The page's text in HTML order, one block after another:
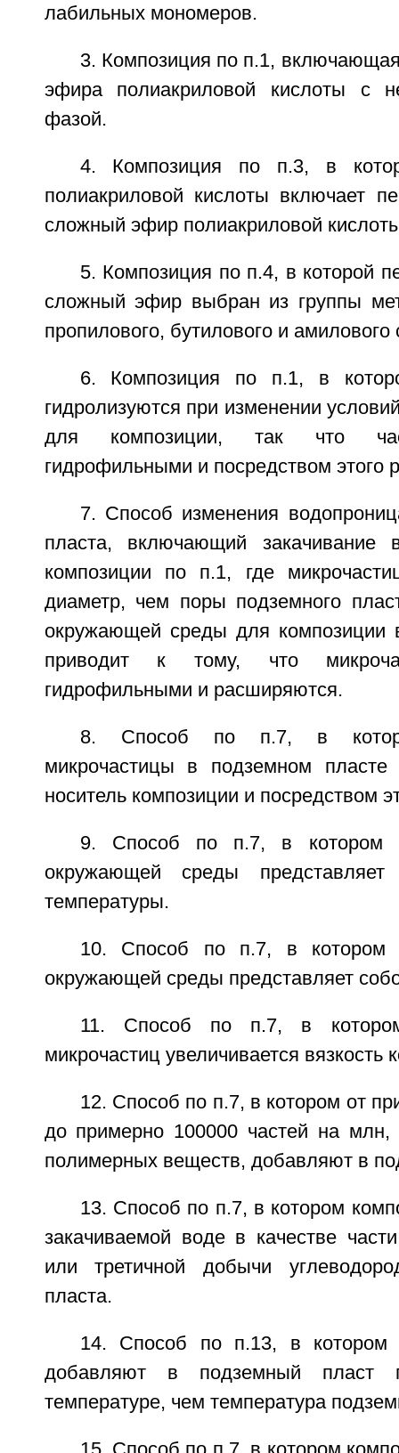
лабильных мономеров.
3. Композиция по п.1,
эфира полиакриловой кислоты с
фазой.
4. Композиция по п.3, в
полиакриловой кислоты включает
сложный эфир полиакриловой
5. Композиция по п.4, в которой
сложный эфир выбран из группы
пропилового, бутилового и
6. Композиция по п.1, в
гидролизуются при изменении
для композиции, так что
гидрофильными и посредством этого
7. Способ изменения
пласта, включающий закачивание
композиции по п.1, где
диаметр, чем поры подземного
окружающей среды для композиции
приводит к тому, что
гидрофильными и расширяются.
8. Способ по п.7, в
микрочастицы в подземном
носитель композиции и посредством
9. Способ по п.7, в котором
окружающей среды представляет
температуры.
10. Способ по п.7, в котором
окружающей среды представляет
11. Способ по п.7, в
микрочастиц увеличивается вязкость
12. Способ по п.7, в котором от
до примерно 100000 частей на млн,
полимерных веществ, добавляют в
13. Способ по п.7, в котором
закачиваемой воде в качестве
или третичной добычи
пласта.
14. Способ по п.13, в котором
добавляют в подземный пласт
температуре, чем температура